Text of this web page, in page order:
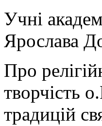
Учні
Ярослава
Про
творчість
традицій